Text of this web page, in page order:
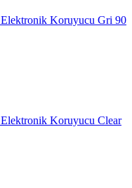
Koruyucu Gri 90
Koruyucu Clear